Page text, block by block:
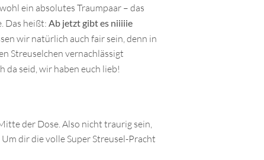
ein absolutes Traumpaar – das
Das heißt: Ab jetzt gibt es niiiiie
wir natürlich auch fair sein, denn in
Streuselchen vernachlässigt
da seid, wir haben euch lieb!
der Dose. Also nicht traurig sein,
dir die volle Super Streusel-Pracht